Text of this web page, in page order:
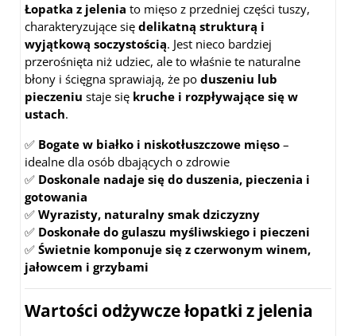
Łopatka z jelenia to mięso z przedniej części tuszy,
charakteryzujące się delikatną strukturą i
wyjątkową soczystością. Jest nieco bardziej
przerośnięta niż udziec, ale to właśnie te naturalne
błony i ścięgna sprawiają, że po duszeniu lub
pieczeniu staje się kruche i rozpływające się w
ustach.
✅ Bogate w białko i niskotłuszczowe mięso –
idealne dla osób dbających o zdrowie
✅ Doskonale nadaje się do duszenia, pieczenia i
gotowania
✅ Wyrazisty, naturalny smak dziczyzny
✅ Doskonałe do gulaszu myśliwskiego i pieczeni
✅ Świetnie komponuje się z czerwonym winem,
jałowcem i grzybami
Wartości odżywcze łopatki z jelenia